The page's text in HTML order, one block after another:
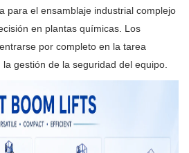
para el ensamblaje industrial complejo
en plantas químicas. Los
por completo en la tarea
gestión de la seguridad del equipo.